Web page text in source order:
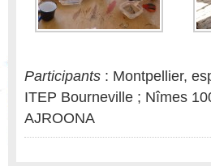
Participants : Montpellier,
ITEP Bourneville ; Nîmes
AJROONA